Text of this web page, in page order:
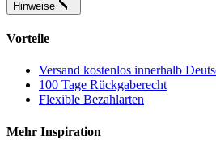
Hinweise
Vorteile
Versand kostenlos innerhalb
100 Tage Rückgaberecht
Flexible Bezahlarten
Mehr Inspiration